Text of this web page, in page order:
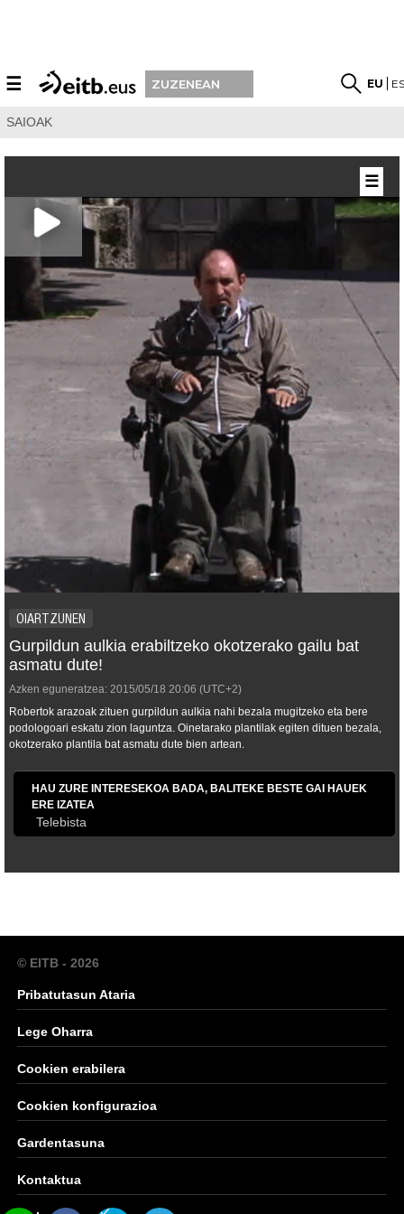
☰ ZUZENEAN EU
SAIOAK
OIARTZUNEN
Gurpildun aulkia erabiltzeko okotzerako gailu bat
asmatu dute!
Azken eguneratzea: 2015/05/18 20:06 (UTC+2)
Robertok arazoak zituen gurpildun aulkia nahi bezala mugitzeko eta bere
podologoari eskatu zion laguntza. Oinetarako plantilak egiten dituen bezala,
okotzerako plantila bat asmatu dute bien artean.
HAU ZURE INTERESEKOA BADA, BALITEKE BESTE GAI HAUEK
ERE IZATEA
Telebista
☰
© EITB - 2026
Pribatutasun Ataria
Lege Oharra
Cookien erabilera
Cookien konfigurazioa
Gardentasuna
Kontaktua